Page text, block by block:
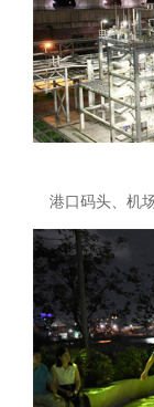
港口码头、机